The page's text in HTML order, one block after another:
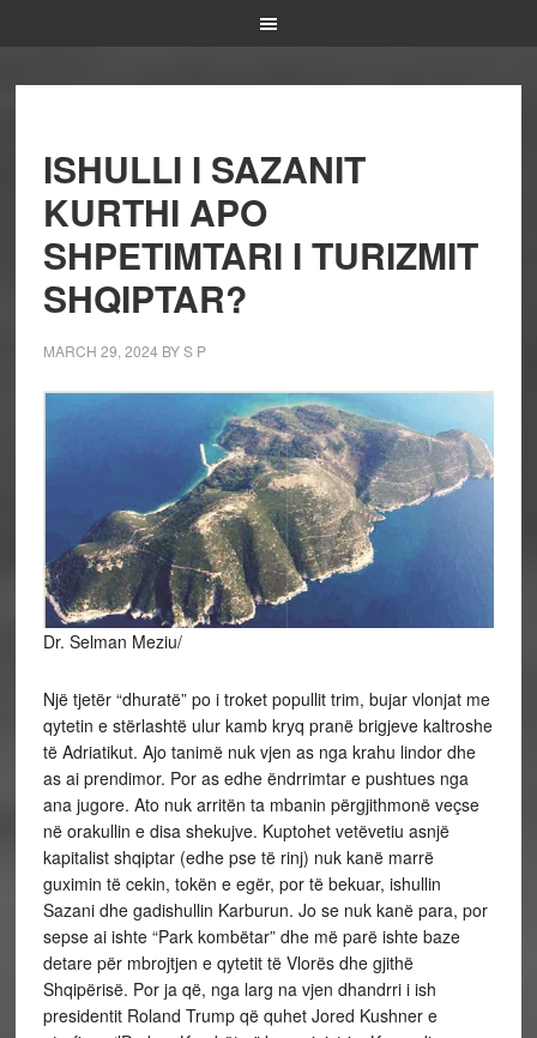
ISHULLI I SAZANIT
KURTHI APO
SHPETIMTARI I TURIZMIT
SHQIPTAR?
MARCH 29, 2024 BYS P
Dr. Selman Meziu/
Një tjetër “dhuratë” po i troket popullit trim, bujar vlonjat me
qytetin e stërlashtë ulur kamb kryq pranë brigjeve kaltroshe
të Adriatikut. Ajo tanimë nuk vjen as nga krahu lindor dhe
as ai prendimor. Por as edhe ëndrrimtar e pushtues nga
ana jugore. Ato nuk arritën ta mbanin përgjithmonë veçse
në orakullin e disa shekujve. Kuptohet vetëvetiu asnjë
kapitalist shqiptar (edhe pse të rinj) nuk kanë marrë
guximin të cekin, tokën e egër, por të bekuar, ishullin
Sazani dhe gadishullin Karburun. Jo se nuk kanë para, por
sepse ai ishte “Park kombëtar” dhe më parë ishte baze
detare për mbrojtjen e qytetit të Vlorës dhe gjithë
Shqipërisë. Por ja që, nga larg na vjen dhandrri i ish
presidentit Roland Trump që quhet Jored Kushner e